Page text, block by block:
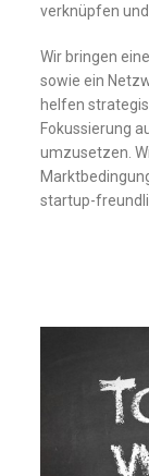
verknüpfen
Wir bringen
sowie ein
helfen
Fokussierung
umzusetzen.
startup-